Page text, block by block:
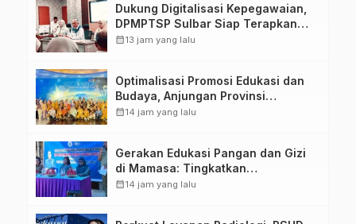
Dukung Digitalisasi Kepegawaian,
DPMPTSP Sulbar Siap Terapkan
Aplikasi FLEKSI ASN
calendar_month13 jam yang lalu
Optimalisasi Promosi Edukasi dan
Budaya, Anjungan Provinsi
Sulawesi Barat Perkuat Kolaborasi
calendar_month14 jam yang lalu
Gerakan Edukasi Pangan dan Gizi
di Mamasa: Tingkatkan
Pengetahuan dan Keterampilan
calendar_month14 jam yang lalu